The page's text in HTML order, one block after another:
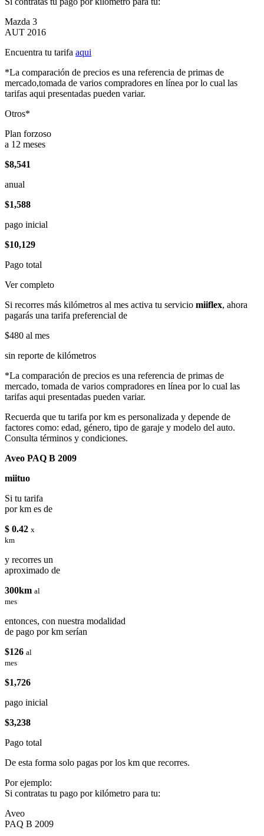
Mazda 3
AUT 2016
Encuentra tu tarifa aqui
*La comparación de precios es una referencia de primas de
mercado,tomada de varios compradores en línea por lo cual las
tarifas aqui presentadas pueden variar.
Otros*
Plan forzoso
a 12 meses
$8,541
anual
$1,588
pago inicial
$10,129
Pago total
Ver completo
Si recorres más kilómetros al mes activa tu servicio miiflex, ahora
pagarás una tarifa preferencial de
$480 al mes
sin reporte de kilómetros
*La comparación de precios es una referencia de primas de
mercado, tomada de varios compradores en línea por lo cual las
tarifas aqui presentadas pueden variar.
Recuerda que tu tarifa por km es personalizada y depende de
factores como: edad, género, tipo de garaje y modelo del auto.
Consulta términos y condiciones.
Aveo PAQ B 2009
miituo
Si tu tarifa
por km es de
$ 0.42 x
km
y recorres un
aproximado de
300km al
mes
entonces, con nuestra modalidad
de pago por km serían
$126 al
mes
$1,726
pago inicial
$3,238
Pago total
De esta forma solo pagas por los km que recorres.
Por ejemplo:
Si contratas tu pago por kilómetro para tu:
Aveo
PAQ B 2009